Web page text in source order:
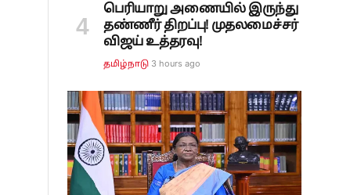
பெரியாறு அணையில் இருந்து
தண்ணீர் திறப்பு! முதலமைச்சர்
விஜய் உத்தரவு!
தமிழ்நாடு 3 hours ago